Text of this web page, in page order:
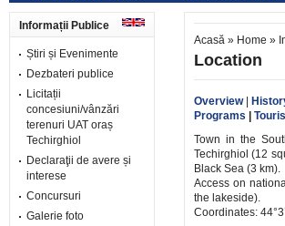
Informații Publice
Știri și Evenimente
Dezbateri publice
Licitații
concesiuni/vânzări
terenuri UAT oraș
Techirghiol
Declaraţii de avere și
interese
Concursuri
Galerie foto
Acasă » Home »
Location
Overview|
Programs
Town in the
Techirghiol (12
Black Sea (3 km).
Access on
the lakeside).
Coordinates: